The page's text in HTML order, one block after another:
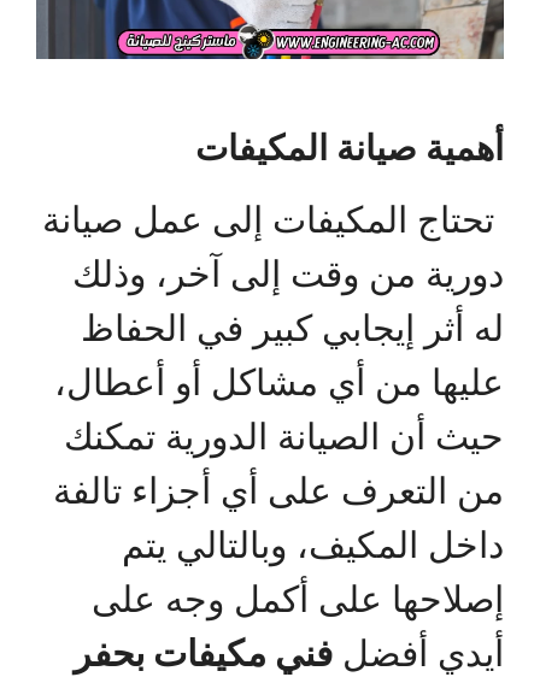
أهمية صيانة المكيفات
تحتاج المكيفات إلى عمل صيانة
دورية من وقت إلى آخر، وذلك
له أثر إيجابي كبير في الحفاظ
عليها من أي مشاكل أو أعطال،
حيث أن الصيانة الدورية تمكنك
من التعرف على أي أجزاء تالفة
داخل المكيف، وبالتالي يتم
إصلاحها على أكمل وجه على
أيدي أفضل فني مكيفات بحفر